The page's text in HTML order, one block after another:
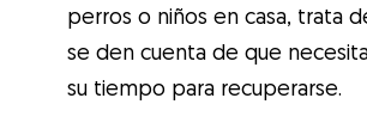
perros o niños en casa, trata
se den cuenta de que
su tiempo para recuperarse.